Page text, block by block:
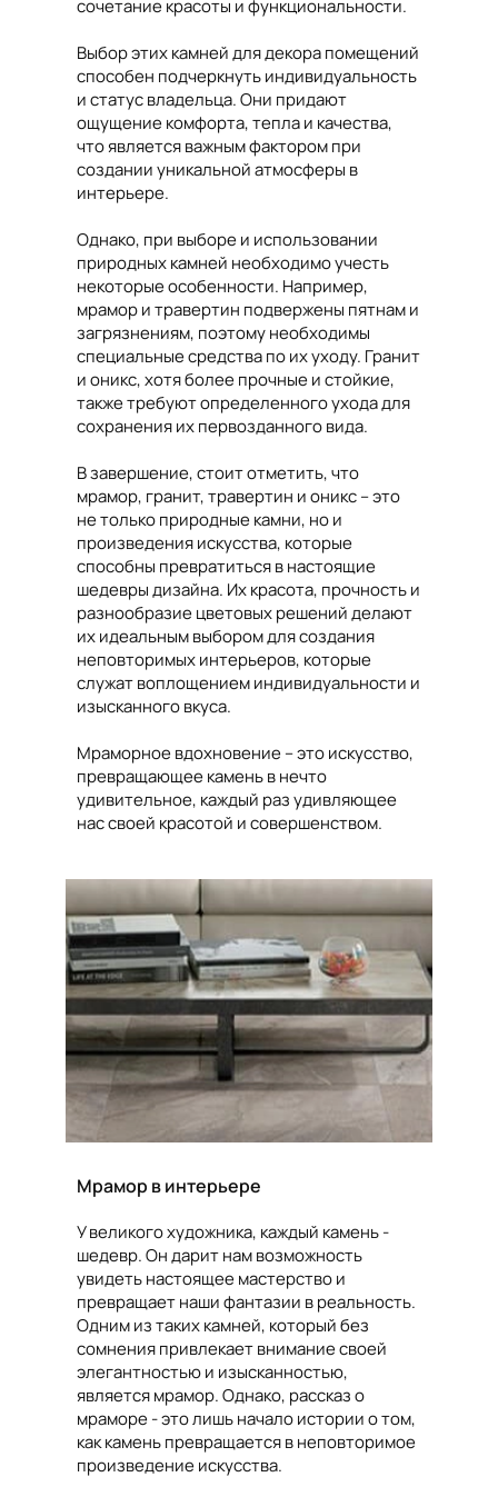
сочетание красоты и функциональности.
Выбор этих камней для декора помещений
способен подчеркнуть индивидуальность
и статус владельца. Они придают
ощущение комфорта, тепла и качества,
что является важным фактором при
создании уникальной атмосферы в
интерьере.
Однако, при выборе и использовании
природных камней необходимо учесть
некоторые особенности. Например,
мрамор и травертин подвержены пятнам и
загрязнениям, поэтому необходимы
специальные средства по их уходу. Гранит
и оникс, хотя более прочные и стойкие,
также требуют определенного ухода для
сохранения их первозданного вида.
В завершение, стоит отметить, что
мрамор, гранит, травертин и оникс – это
не только природные камни, но и
произведения искусства, которые
способны превратиться в настоящие
шедевры дизайна. Их красота, прочность и
разнообразие цветовых решений делают
их идеальным выбором для создания
неповторимых интерьеров, которые
служат воплощением индивидуальности и
изысканного вкуса.
Мраморное вдохновение – это искусство,
превращающее камень в нечто
удивительное, каждый раз удивляющее
нас своей красотой и совершенством.
Мрамор в интерьере
У великого художника, каждый камень -
шедевр. Он дарит нам возможность
увидеть настоящее мастерство и
превращает наши фантазии в реальность.
Одним из таких камней, который без
сомнения привлекает внимание своей
элегантностью и изысканностью,
является мрамор. Однако, рассказ о
мраморе - это лишь начало истории о том,
как камень превращается в неповторимое
произведение искусства.